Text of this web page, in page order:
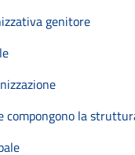
genitore
compongono la